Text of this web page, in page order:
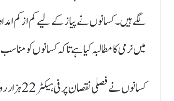
لگے ہیں۔ کسانوں نے پیاز کے لیے کم از کم
میں نرمی کا مطالبہ کیا ہے تاکہ کسانوں کو
کسانوں